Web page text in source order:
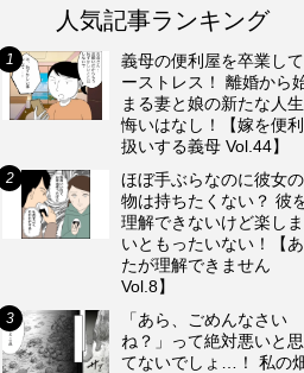
人気記事ランキング
義母の便利屋を卒業して
ーストレス！ 離婚から
まる妻と娘の新たな人
悔いはなし！【嫁を便
扱いする義母 Vol.44】
ほぼ手ぶらなのに彼女
物は持ちたくない？ 彼
理解できないけど楽し
いともったいない！【
たが理解できません
Vol.8】
「あら、ごめんなさい
ね？」って絶対悪いと
てないでしょ…！ 私の